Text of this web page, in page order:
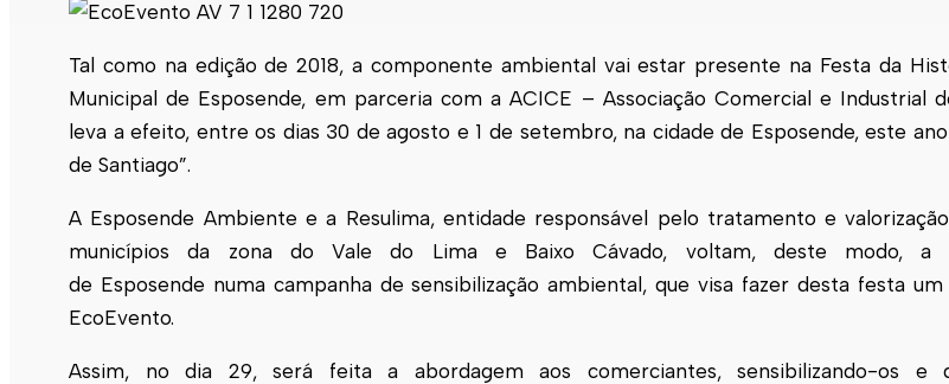
Fontanários
Indicadores ERSAR
Qualidade da água
Contactos
Tal como na edição de 2018, a componente ambiental vai estar presente na Festa da
Municipal de Esposende, em parceria com a ACICE – Associação Comercial e Industrial
leva a efeito, entre os dias 30 de agosto e 1 de setembro, na cidade de Esposende, este
de Santiago”.
A Esposende Ambiente e a Resulima, entidade responsável pelo tratamento e
municípios da zona do Vale do Lima e Baixo Cávado, voltam, deste modo, a
de Esposende numa campanha de sensibilização ambiental, que visa fazer desta festa
EcoEvento.
Assim, no dia 29, será feita a abordagem aos comerciantes, sensibilizando-os e